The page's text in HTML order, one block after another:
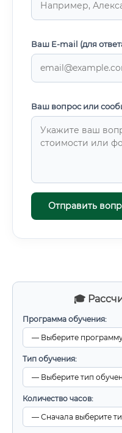
🎓
Программа обучения:
Тип обучения:
Количество часов:
Ваш E-mail (для
Ваш вопрос или
Отправить